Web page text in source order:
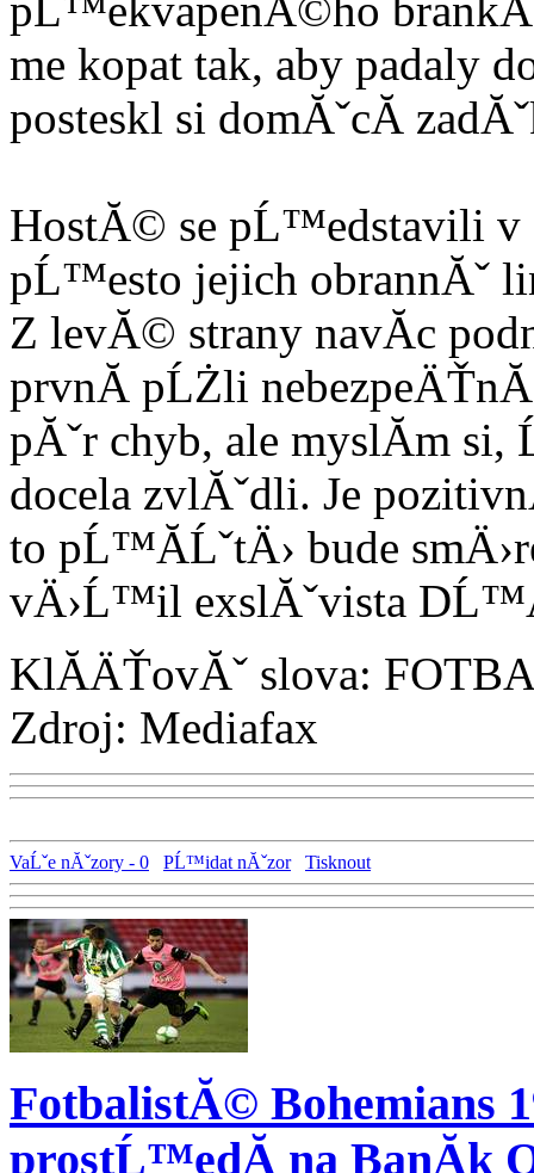
me kopat tak, aby padaly
posteskl si domĂˇcĂ­
HostĂ© se pĹ™edstavili v
pĹ™esto jejich obrannĂˇ
Z levĂ© strany navĂ­c
prvnĂ­ pĹŻli
pĂˇr chyb, ale myslĂ­m
docela zvlĂˇdli. Je
to pĹ™Ă­ĹˇtÄ› bude
vÄ›Ĺ™il exslĂˇvista
KlĂ­ÄŤovĂˇ slova:
Zdroj: Mediafax
VaĹˇe nĂˇzory - 0 PĹ™idat nĂˇzor Tisknout
FotbalistĂ© Bohemians
prostĹ™edĂ­ na BanĂ­k